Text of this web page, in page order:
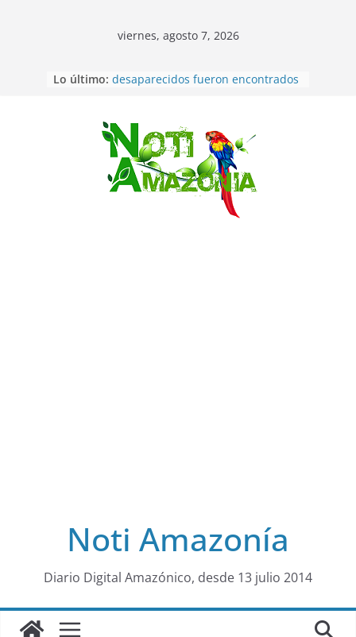
Saltar
al
viernes, agosto 7, 2026
Lo último: Ecuador: dos jóvenes de 22 años
Sentencian a 34 años de prisión a
implicados en caso de Alison,
oriunda de Tena
Vozinha, el arquero sensación de
cabo Verde, ya llegó para
incorporarse a Colo Colo de Chile
Pastaza: la parroquia Diez de
Noti Amazonía
Diario Digital Amazónico, desde 13 julio 2014